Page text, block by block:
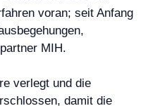
voran; seit Anfang
MIH.
verlegt und die
damit die